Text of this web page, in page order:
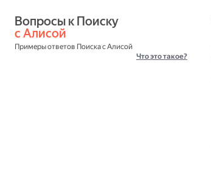
с Алисой
Примеры ответов Поиска с Алисой
Что это такое?